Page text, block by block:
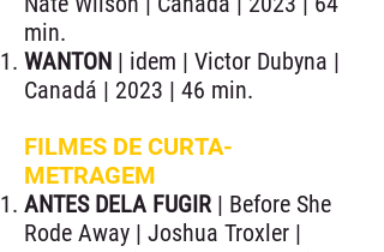
min.
WANTON | idem | Victor Dubyna |
Canadá | 2023 | 46 min.
FILMES DE CURTA-
METRAGEM
ANTES DELA FUGIR | Before She
Rode Away | Joshua Troxler |